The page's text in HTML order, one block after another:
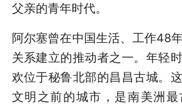
父亲的青年时代。
阿尔塞曾在中国生活、工作48
关系建立的推动者之一。年轻
欢位于秘鲁北部的昌昌古城。
文明之前的城市，是南美洲最